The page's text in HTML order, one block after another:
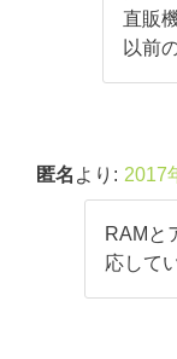
直販
以前
匿名 より: 2017
RAMと
応して